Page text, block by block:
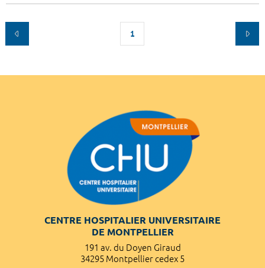
1
CENTRE HOSPITALIER UNIVERSITAIRE
DE MONTPELLIER
191 av. du Doyen Giraud
34295 Montpellier cedex 5